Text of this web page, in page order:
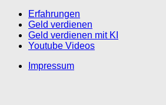
Erfahrungen
Geld verdienen
Geld verdienen mit KI
Youtube Videos
Impressum